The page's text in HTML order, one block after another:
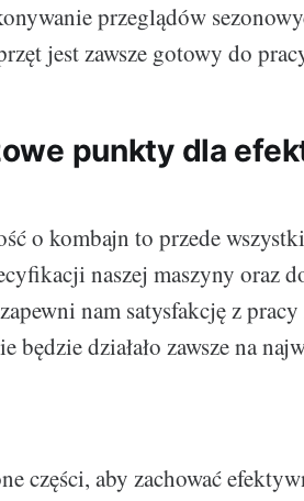
przeglądów
jest zawsze gotowy do
punkty dla
o kombajn to przede
naszej maszyny oraz
nam satysfakcję z
będzie działało zawsze na
części, aby zachować